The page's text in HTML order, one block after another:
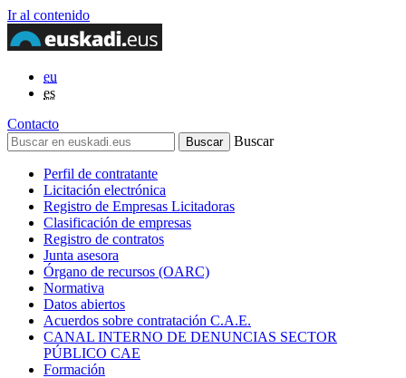
Ir al contenido
eu
es
Contacto
Buscar
Perfil de contratante
Licitación electrónica
Registro de Empresas Licitadoras
Clasificación de empresas
Registro de contratos
Junta asesora
Órgano de recursos (OARC)
Normativa
Datos abiertos
Acuerdos sobre contratación C.A.E.
CANAL INTERNO DE DENUNCIAS SECTOR
PÚBLICO CAE
Formación